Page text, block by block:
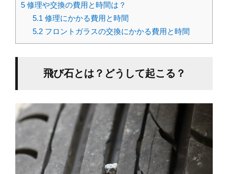
5 修理や交換の費用と時間は？
5.1 修理にかかる費用と時間
5.2フロントガラスの交換にかかる費用と時間
飛び石とは？どうして起こる？